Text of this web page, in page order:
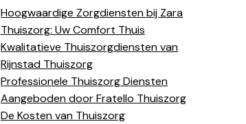
Hoogwaardige Zorgdiensten bij Zara
Thuiszorg: Uw Comfort Thuis
Kwalitatieve Thuiszorgdiensten van
Rijnstad Thuiszorg
Professionele Thuiszorg Diensten
Aangeboden door Fratello Thuiszorg
De Kosten van Thuiszorg